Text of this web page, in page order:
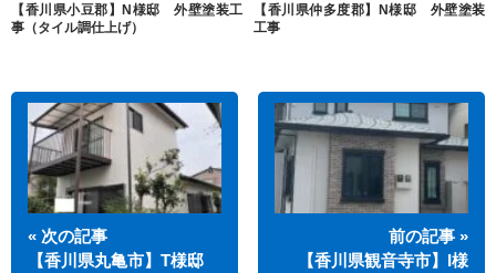
【香川県小豆郡】N様邸 外壁塗装工
事（タイル調仕上げ）
【香川県仲多度郡】N様邸 外壁塗装
工事
« 次の記事
【香川県丸亀市】T様邸
前の記事 »
【香川県観音寺市】I様